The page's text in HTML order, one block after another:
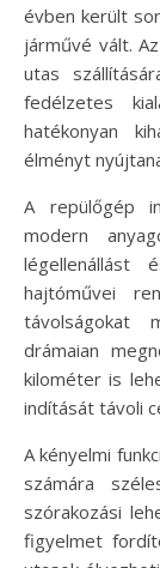
évben került
járművé vált.
utas
fedélzetes
hatékonyan
élményt
A repülőgép
modern
légellenállást
hajtóművei
távolságokat
drámaian
kilométer is
indítását távoli
A kényelmi
számára
szórakozási
figyelmet